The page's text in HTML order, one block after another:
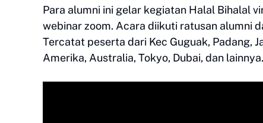
Para alumni ini gelar kegiatan Halal Bihalal
webinar zoom. Acara diikuti ratusan alumni
Tercatat peserta dari Kec Guguak, Padang,
Amerika, Australia, Tokyo, Dubai, dan lainnya.